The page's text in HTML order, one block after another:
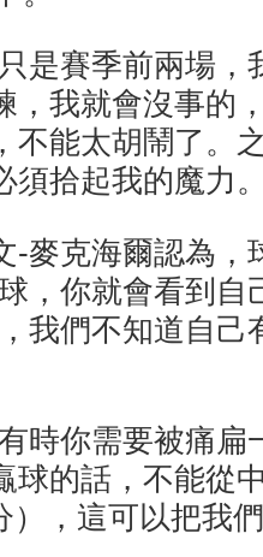
賽季前兩場，
，我就會沒事的
不能太胡鬧了。
須拾起我的魔力
克海爾認為，
，你就會看到自
我們不知道自己
你需要被痛扁
球的話，不能從
，這可以把我